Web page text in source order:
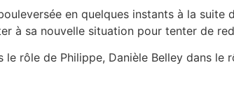
en quelques instants à la suite
à sa nouvelle situation pour tenter de
rôle de Philippe, Danièle Belley dans le